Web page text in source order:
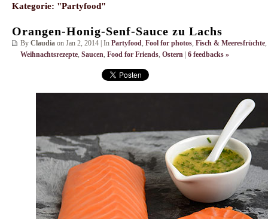
Kategorie: "Partyfood"
Orangen-Honig-Senf-Sauce zu Lachs
By Claudia on Jan 2, 2014 | In Partyfood, Fool for photos, Fisch & Meeresfrüchte,
Weihnachtsrezepte, Saucen, Food for Friends, Ostern 6 feedbacks »